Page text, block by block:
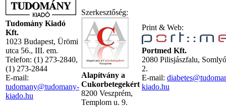
Tudomány Kiadó
Kft.
1023 Budapest, Ürömi
utca 56., III. em.
Telefon: (1) 273-2840,
(1) 273-2844
E-mail:
tudomany@tudomany-
kiado.hu
Szerkesztőség:
Alapítvány a
Cukorbetegekért
8200 Veszprém,
Templom u. 9.
Print & Web:
Portmed Kft.
2080 Pilisjászfalu,
2.
E-mail:
kiado.hu